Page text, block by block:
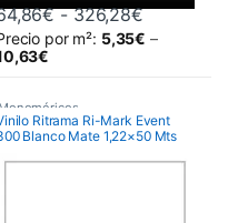
desde 51,61€ hasta
Las opciones se
€ - 326,28€Rango
por m²: 5,35€ –
€
producto tiene múltiples
Monoméricos
Ri-Mark M300 Event
Ritrama Ri-Mark Event
Blanco Mate 1,22×50 Mts